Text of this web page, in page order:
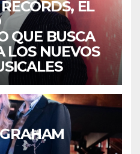
EL
QUE BUSCA
LOS NUEVOS